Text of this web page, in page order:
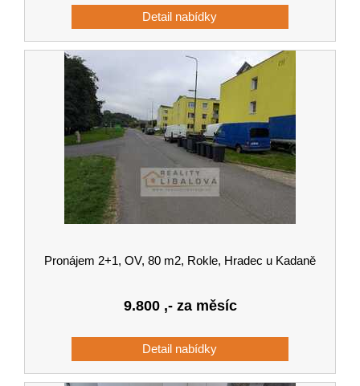
Pronájem 2+1, OV, 80 m2, Rokle, Hradec u Kadaně
9.800,- za měsíc